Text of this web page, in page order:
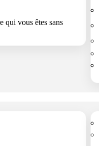
qui vous êtes sans